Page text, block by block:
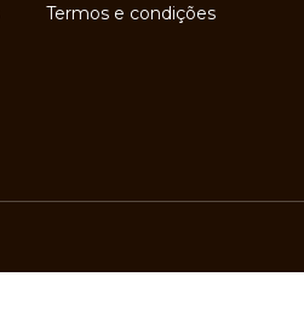
Termos e condições